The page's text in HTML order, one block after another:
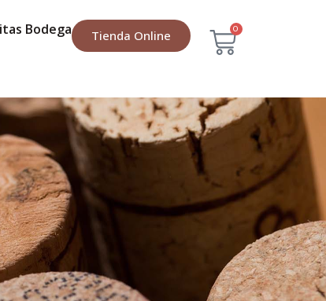
Bodega Tienda Online 0